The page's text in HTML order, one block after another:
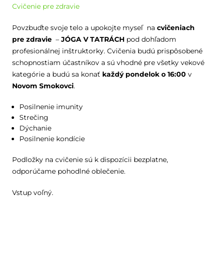
Cvičenie pre zdravie
Povzbuďte svoje telo a upokojte myseľ na cvičeniach
pre zdravie– JÓGA V TATRÁCHpod dohľadom
profesionálnej inštruktorky. Cvičenia budú prispôsobené
schopnostiam účastníkov a sú vhodné pre všetky vekové
kategórie a budú sa konať každý pondelok o 16:00 v
Novom Smokovci.
Posilnenie imunity
Strečing
Dýchanie
Posilnenie kondície
Podložky na cvičenie sú k dispozícii bezplatne,
odporúčame pohodlné oblečenie.
Vstup voľný.